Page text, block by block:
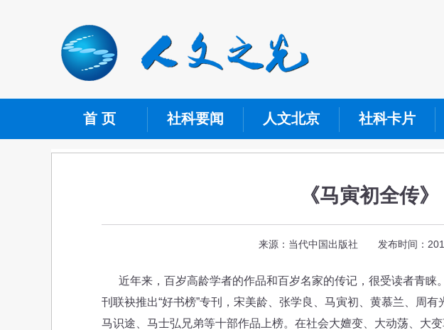
首 页 社科要闻 人文北京 社科卡片
《马寅初全传》
来源：当代中国出版社 发布时间：
近年来，百岁高龄学者的作品和百岁名家的传记，很受读者青睐
刊联袂推出“好书榜”专刊，宋美龄、张学良、马寅初、黄慕兰、周
马识途、马士弘兄弟等十部作品上榜。在社会大嬗变、大动荡、大